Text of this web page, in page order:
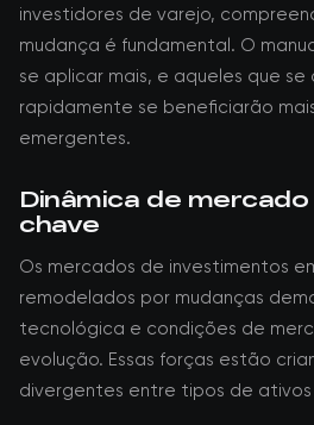
investidores de varejo,
mudança é fundamental. O
se aplicar mais, e aqueles que
rapidamente se beneficiarão
emergentes.
Dinâmica de
chave
Os mercados de investimentos
remodelados por mudanças
tecnológica e condições de
evolução. Essas forças estão
divergentes entre tipos de ativos